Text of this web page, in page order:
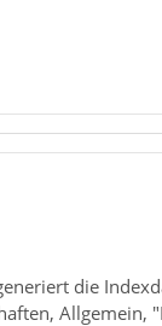
die
Allgemein,